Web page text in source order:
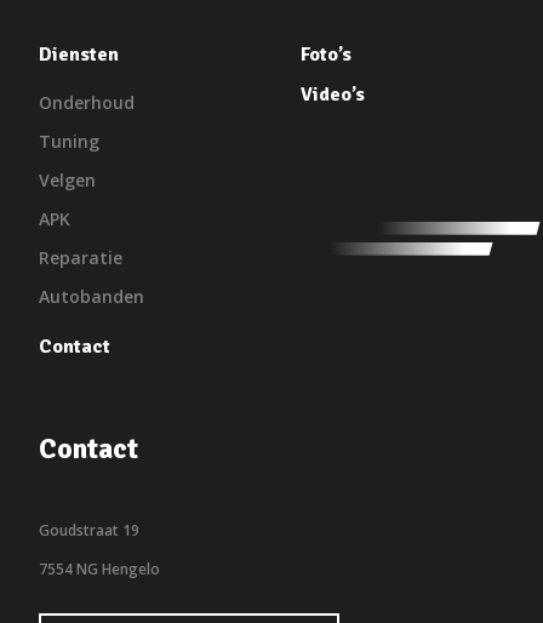
Diensten
Onderhoud
Tuning
Velgen
APK
Reparatie
Autobanden
Contact
Foto’s
Video’s
Contact
Goudstraat 19
7554 NG Hengelo